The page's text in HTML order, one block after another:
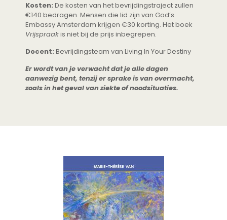
Kosten: De kosten van het bevrijdingstraject zullen
€140 bedragen. Mensen die lid zijn van God’s
Embassy Amsterdam krijgen €30 korting. Het boek
Vrijspraakis niet bij de prijs inbegrepen.
Docent: Bevrijdingsteam van Living In Your Destiny
Er wordt van je verwacht dat je alle dagen
aanwezig bent, tenzij er sprake is van overmacht,
zoals in het geval van ziekte of noodsituaties.